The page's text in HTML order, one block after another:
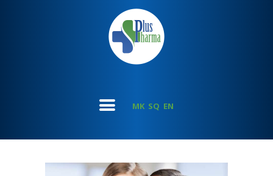
MK SQ EN